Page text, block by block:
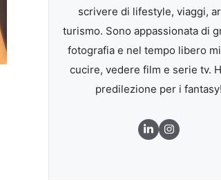
scrivere di lifestyle, viaggi,
turismo. Sono appassionata di
fotografia e nel tempo libero
cucire, vedere film e serie tv.
predilezione per i fantasy!